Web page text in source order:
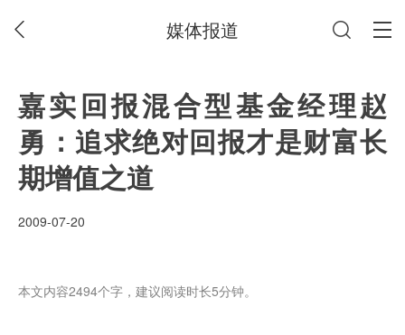
媒体报道
嘉实回报混合型基金经理赵
勇：追求绝对回报才是财富长
期增值之道
2009-07-20
本文内容2494个字，建议阅读时长5分钟。